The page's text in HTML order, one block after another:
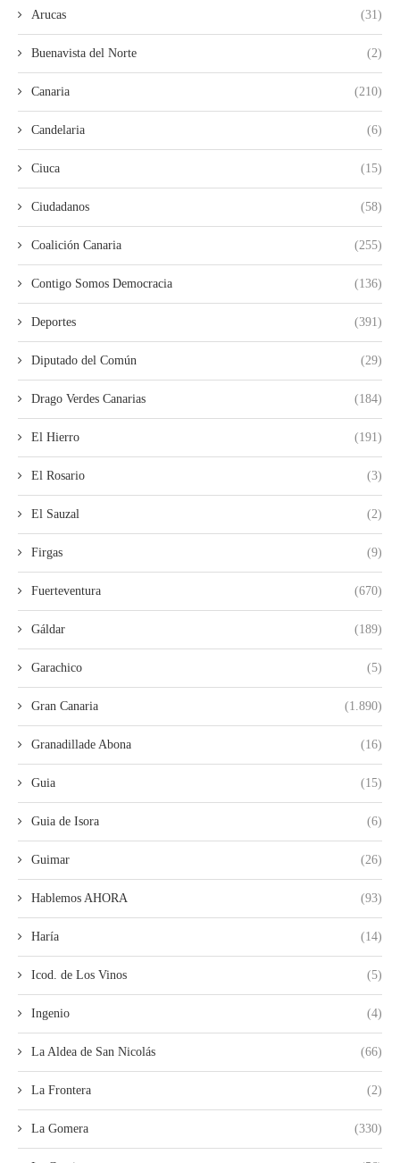
Arucas (31)
Buenavista del Norte (2)
Canaria (210)
Candelaria (6)
Ciuca (15)
Ciudadanos (58)
Coalición Canaria (255)
Contigo Somos Democracia (136)
Deportes (391)
Diputado del Común (29)
Drago Verdes Canarias (184)
El Hierro (191)
El Rosario (3)
El Sauzal (2)
Firgas (9)
Fuerteventura (670)
Gáldar (189)
Garachico (5)
Gran Canaria (1.890)
Granadillade Abona (16)
Guia (15)
Guia de Isora (6)
Guimar (26)
Hablemos AHORA (93)
Haría (14)
Icod. de Los Vinos (5)
Ingenio (4)
La Aldea de San Nicolás (66)
La Frontera (2)
La Gomera (330)